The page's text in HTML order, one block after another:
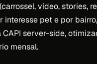
vídeo, stories,
interesse pet e por
server-side,
mensal.